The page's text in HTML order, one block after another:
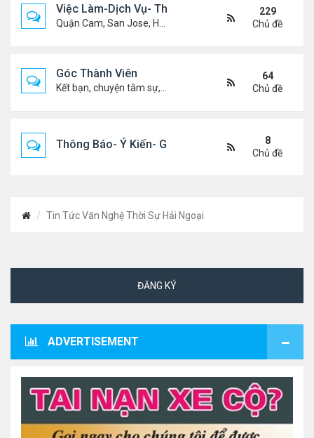
Việc Làm-Dịch Vụ- Thuê Nhà
229
Chủ đề
Góc Thành Viên
64
Chủ đề
Thông Báo- Ý Kiến- Góp Ý- Liên Lạc
8
Chủ đề
Tin Tức Văn Nghệ Thời Sự Hải Ngoại
ĐĂNG KÝ
ADVERTISEMENT